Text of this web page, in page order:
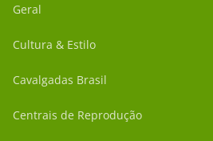
Geral
Cultura & Estilo
Cavalgadas Brasil
Centrais de Reprodução